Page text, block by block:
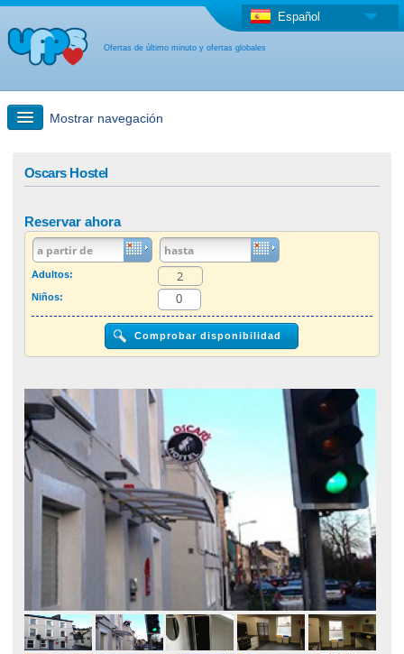
Ofertas de último minuto y ofertas globales
Español
Mostrar navegación
Oferta de última hora + Oferta global
otro país
Oscars Hostel
Reservar ahora
Adultos:
Niños: